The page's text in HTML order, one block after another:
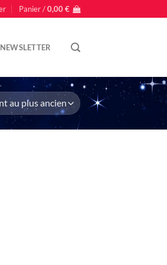
Panier /0,00€
NEWSLETTER